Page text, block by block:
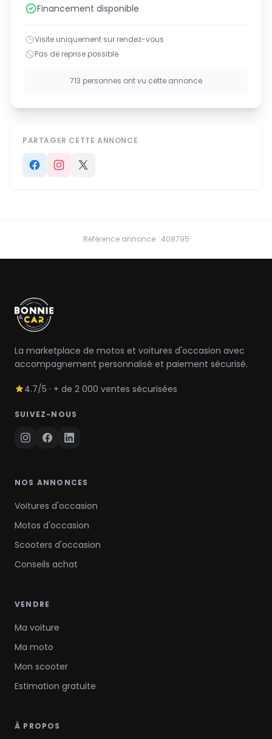
Financement disponible
Visite uniquement sur rendez-vous
Pas de reprise possible
713 personnes ont vu cette annonce
PARTAGER CETTE ANNONCE
Référence annonce : 408795
La marketplace de motos et voitures d'occasion avec
accompagnement personnalisé et paiement sécurisé.
4.7/5 · + de 2 000 ventes sécurisées
SUIVEZ-NOUS
NOS ANNONCES
Voitures d'occasion
Motos d'occasion
Scooters d'occasion
Conseils achat
VENDRE
Ma voiture
Ma moto
Mon scooter
Estimation gratuite
À PROPOS